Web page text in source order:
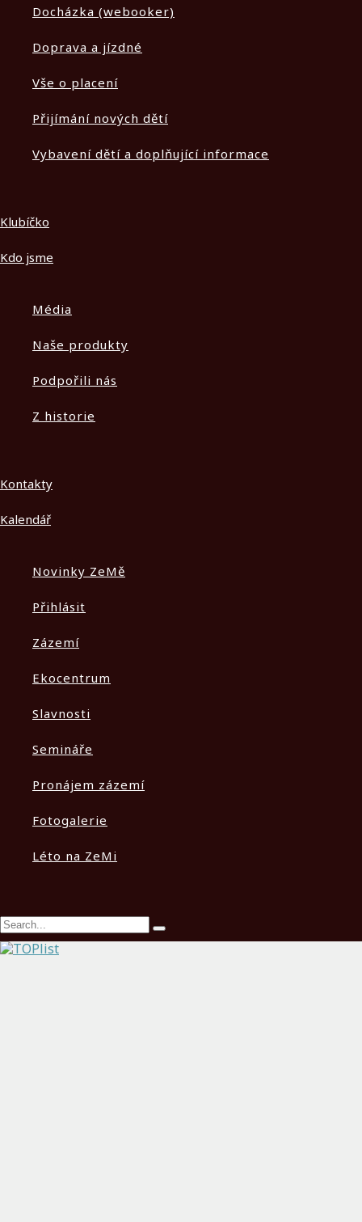
Docházka (webooker)
Doprava a jízdné
Vše o placení
Přijímání nových dětí
Vybavení dětí a doplňující informace
Klubíčko
Kdo jsme
Média
Naše produkty
Podpořili nás
Z historie
Kontakty
Kalendář
Novinky ZeMě
Přihlásit
Zázemí
Ekocentrum
Slavnosti
Semináře
Pronájem zázemí
Fotogalerie
Léto na ZeMi